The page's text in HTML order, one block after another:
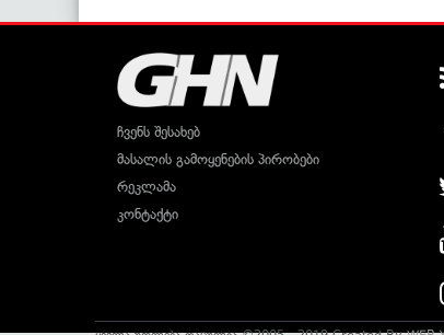
ჩვენს შესახებ
მასალის გამოყენების პირობები
რეკლამა
კონტაქტი